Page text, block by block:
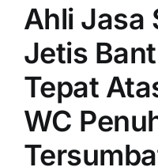
Ahli Jasa
Jetis
Tepat
WC